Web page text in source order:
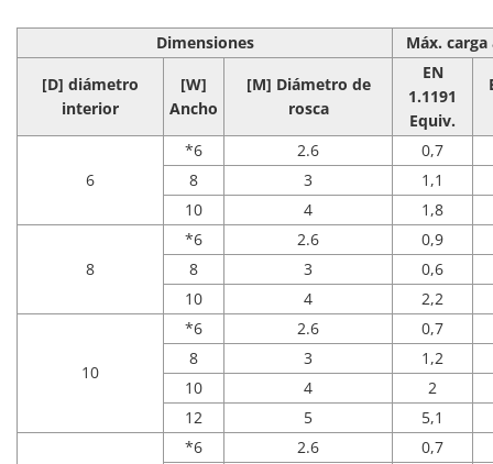
Dimensiones
Máx.
[D] diámetro
interior
[W]
Ancho
[M] Diámetro de
rosca
EN
1.1191
Equiv.
6
*6 2.6
0,7
8
3
1,1
10
4 1,8
8
*6 2.6
0,9
8
3
0,6
10
4 2,2
10
*6 2.6
0,7
8
3
1,2
10
4
2
12
5 5,1
*6 2.6
0,7